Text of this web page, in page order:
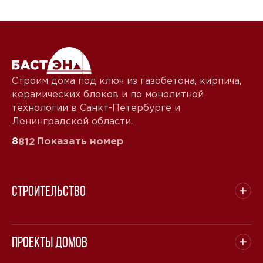
Строим дома под ключ из газобетона, кирпича,
керамических блоков и по монолитной
технологии в Санкт-Петербурге и
Ленинградской области.
8812 Показать номер
Строительство
Проекты домов